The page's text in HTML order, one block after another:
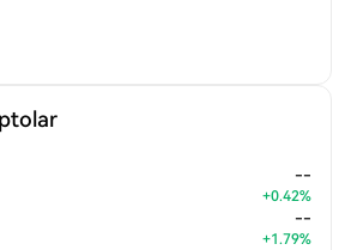
--
+0.42%
--
+1.79%